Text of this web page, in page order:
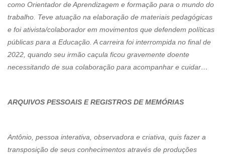
como Orientador de Aprendizagem e formação para o mundo do
trabalho. Teve atuação na elaboração de materiais pedagógicas
e foi ativista/colaborador em movimentos que defendem políticas
públicas para a Educação. A carreira foi interrompida no final de
2022, quando seu irmão caçula ficou gravemente doente
necessitando de sua colaboração para acompanhar e cuidar…
ARQUIVOS PESSOAIS E REGISTROS DE MEMÓRIAS
Antônio, pessoa interativa, observadora e criativa, quis fazer a
transposição de seus conhecimentos através de produções